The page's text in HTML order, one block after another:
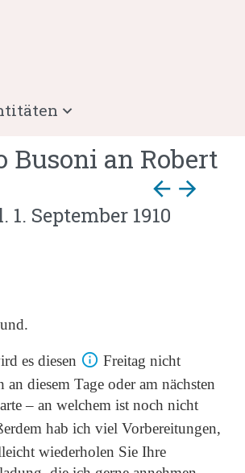
Busoni an Robert
arrow_back arrow_forward
1. September 1910
es diesen
Freitag nicht
an diesem Tage oder am nächsten
– an welchem ist noch nicht
hab ich viel Vorbereitungen,
wiederholen Sie Ihre